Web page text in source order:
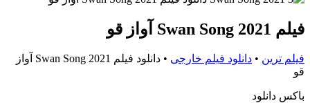
فیلم Swan Song 2021 آواز قو
فیلم ترین • دانلود فیلم خارجی •
دانلود فیلم Swan Song 2021 آواز
قو
باکس دانلود